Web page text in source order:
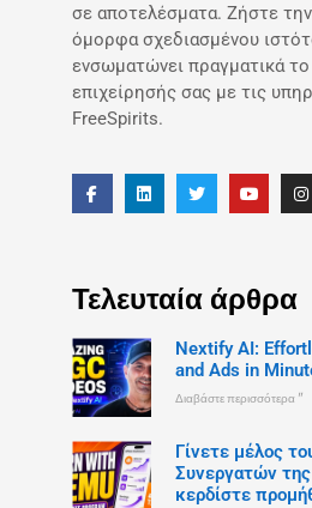
σε αποτελέσματα. Ζήστε
όμορφα σχεδιασμένου
ενσωματώνει πραγματικά
επιχείρησής σας με τις
FreeSpirits.
Τελευταία άρθρα
Nextify AI:
and Ads in
Διαβάστε περισσότερα "
Γίνετε μέλος
Συνεργατών
κερδίστε